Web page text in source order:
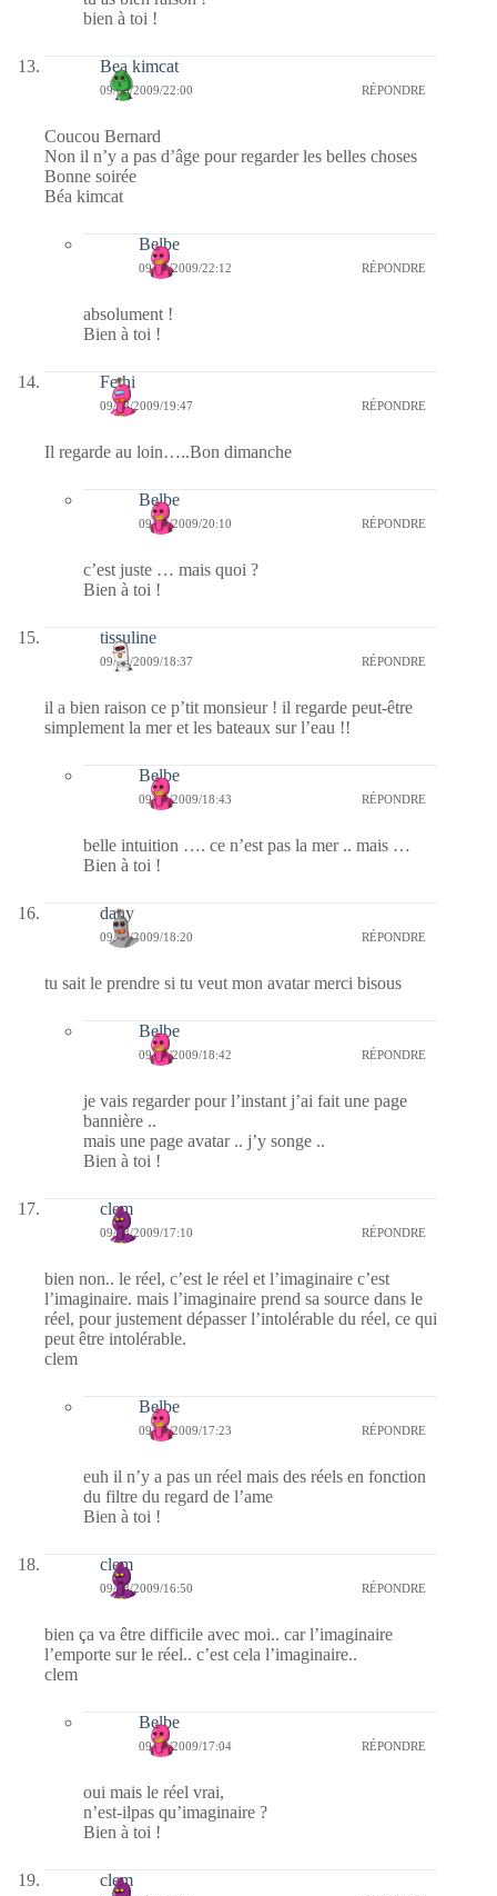
bien à toi !
Bea kimcat
09/08/2009/22:00 RÉPONDRE
Coucou Bernard
Non il n’y a pas d’âge pour regarder les belles choses
Bonne soirée
Béa kimcat
Belbe
09/08/2009/22:12 RÉPONDRE
absolument !
Bien à toi !
Fethi
09/08/2009/19:47 RÉPONDRE
Il regarde au loin…..Bon dimanche
Belbe
09/08/2009/20:10 RÉPONDRE
c’est juste … mais quoi ?
Bien à toi !
tissuline
09/08/2009/18:37 RÉPONDRE
il a bien raison ce p’tit monsieur ! il regarde peut-être
simplement la mer et les bateaux sur l’eau !!
Belbe
09/08/2009/18:43 RÉPONDRE
belle intuition …. ce n’est pas la mer .. mais …
Bien à toi !
dany
09/08/2009/18:20 RÉPONDRE
tu sait le prendre si tu veut mon avatar merci bisous
Belbe
09/08/2009/18:42 RÉPONDRE
je vais regarder pour l’instant j’ai fait une page
bannière ..
mais une page avatar .. j’y songe ..
Bien à toi !
clem
09/08/2009/17:10 RÉPONDRE
bien non.. le réel, c’est le réel et l’imaginaire c’est
l’imaginaire. mais l’imaginaire prend sa source dans le
réel, pour justement dépasser l’intolérable du réel, ce qui
peut être intolérable.
clem
Belbe
09/08/2009/17:23 RÉPONDRE
euh il n’y a pas un réel mais des réels en fonction
du filtre du regard de l’ame
Bien à toi !
clem
09/08/2009/16:50 RÉPONDRE
bien ça va être difficile avec moi.. car l’imaginaire
l’emporte sur le réel.. c’est cela l’imaginaire..
clem
Belbe
09/08/2009/17:04 RÉPONDRE
oui mais le réel vrai,
n’est-ilpas qu’imaginaire ?
Bien à toi !
clem